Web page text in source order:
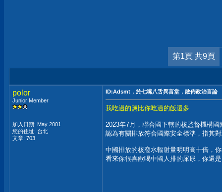
第1頁 共9頁
polor
Junior Member
加入日期: May 2001
您的住址: 台北
文章: 703
ID:Adsmt，於七嘴八舌異言堂，散佈政治言論
我吃過的鹽比你吃過的飯還多
2023年7月，聯合國下轄的核監督機構
認為有關排放符合國際安全標準，指其
中國排放的核廢水輻射量明明高十倍，
看來你很喜歡喝中國人排的屎尿，你還